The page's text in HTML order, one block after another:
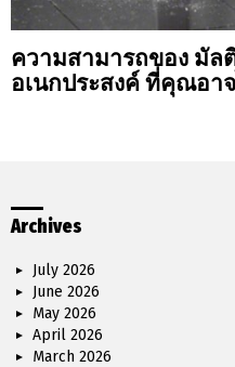
ความสามารถของ มัล
อเนกประสงค์ ที่คุณอา
Archives
July 2026
June 2026
May 2026
April 2026
March 2026